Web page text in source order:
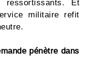
Et
militaire refit
pénètre dans